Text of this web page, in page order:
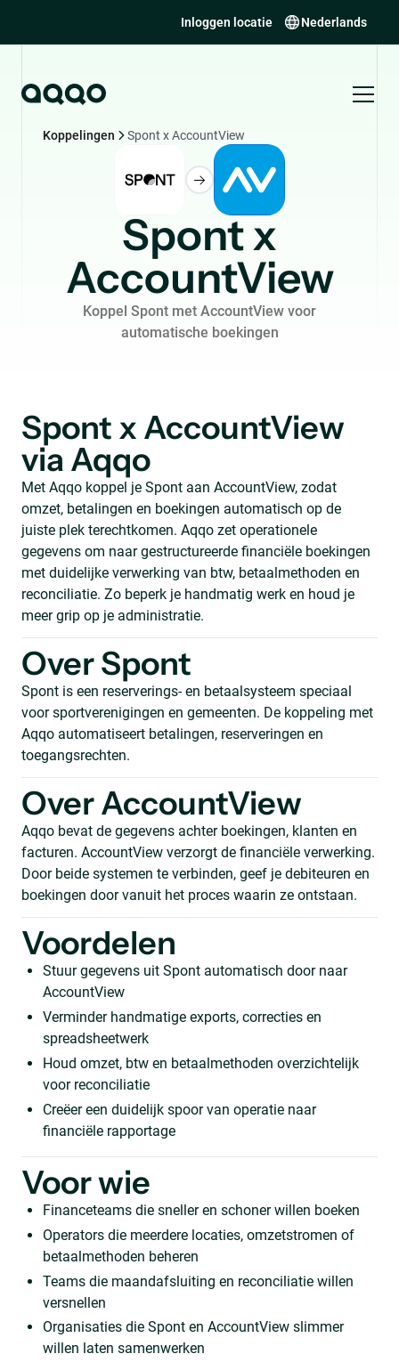
Inloggen locatie Nederlands
Koppelingen Spont x AccountView
Spont x
AccountView
Koppel Spont met AccountView voor
automatische boekingen
Spont x AccountView
via Aqqo
Met Aqqo koppel je Spont aan AccountView, zodat
omzet, betalingen en boekingen automatisch op de
juiste plek terechtkomen. Aqqo zet operationele
gegevens om naar gestructureerde financiële boekingen
met duidelijke verwerking van btw, betaalmethoden en
reconciliatie. Zo beperk je handmatig werk en houd je
meer grip op je administratie.
Over Spont
Spont is een reserverings- en betaalsysteem speciaal
voor sportverenigingen en gemeenten. De koppeling met
Aqqo automatiseert betalingen, reserveringen en
toegangsrechten.
Over AccountView
Aqqo bevat de gegevens achter boekingen, klanten en
facturen. AccountView verzorgt de financiële verwerking.
Door beide systemen te verbinden, geef je debiteuren en
boekingen door vanuit het proces waarin ze ontstaan.
Voordelen
Stuur gegevens uit Spont automatisch door naar
AccountView
Verminder handmatige exports, correcties en
spreadsheetwerk
Houd omzet, btw en betaalmethoden overzichtelijk
voor reconciliatie
Creëer een duidelijk spoor van operatie naar
financiële rapportage
Voor wie
Financeteams die sneller en schoner willen boeken
Operators die meerdere locaties, omzetstromen of
betaalmethoden beheren
Teams die maandafsluiting en reconciliatie willen
versnellen
Organisaties die Spont en AccountView slimmer
willen laten samenwerken